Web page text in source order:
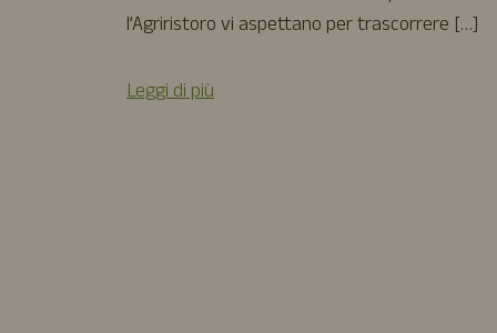
l’Agriristoro vi aspettano per trascorrere […]
Leggi di più